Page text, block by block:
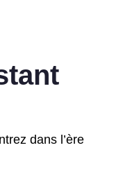
dans l’ère